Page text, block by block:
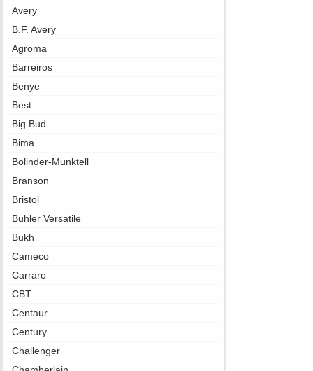
Avery
B.F. Avery
Agroma
Barreiros
Benye
Best
Big Bud
Bima
Bolinder-Munktell
Branson
Bristol
Buhler Versatile
Bukh
Cameco
Carraro
CBT
Centaur
Century
Challenger